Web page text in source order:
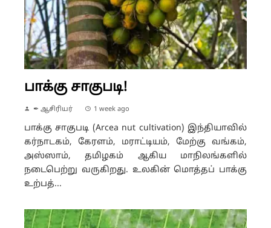
பாக்கு சாகுபடி!
✒ ஆசிரியர் 1 week ago
பாக்கு சாகுபடி (Arcea nut cultivation) இந்தியாவில்
கர்நாடகம், கேரளம், மராட்டியம், மேற்கு வங்கம்,
அஸ்ஸாம், தமிழகம் ஆகிய மாநிலங்களில்
நடைபெற்று வருகிறது. உலகின் மொத்தப் பாக்கு
உற்பத்...